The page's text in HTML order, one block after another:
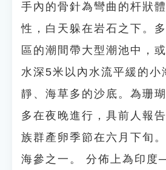
手內的骨針為彎曲的杆狀
性，白天躲在岩石之下。
區的潮間帶大型潮池中，
水深5米以內水流平緩的小
靜、海草多的沙底。為珊
多在夜晚進行，具前人報
族群產卵季節在六月下旬
海參之一。 分佈上為印度